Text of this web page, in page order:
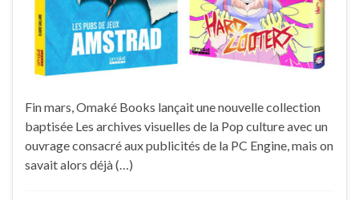
Fin mars, Omaké Books lançait une nouvelle collection
baptisée Les archives visuelles de la Pop culture avec un
ouvrage consacré aux publicités de la PC Engine, mais on
savait alors déjà (…)